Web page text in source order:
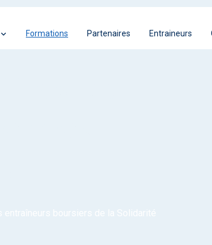
Formations Partenaires Entraineurs